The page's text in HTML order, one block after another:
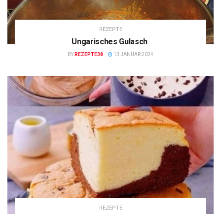
REZEPTE
Ungarisches Gulasch
BY REZEPTE38 13 JANUAR 2024
REZEPTE